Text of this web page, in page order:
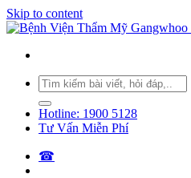
Skip to content
Hotline: 1900 5128
Tư Vấn Miễn Phí
☎︎